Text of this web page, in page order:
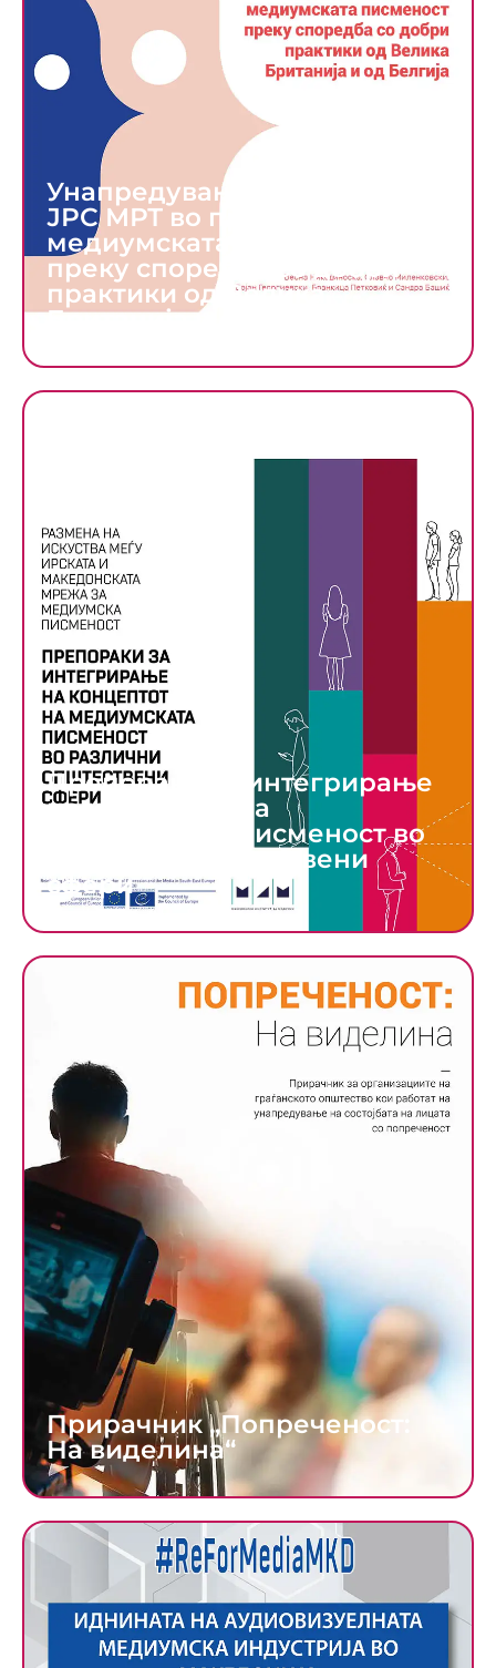
Унапредување на улогата на
ЈРС МРТ во промовирање на
медиумската писменост
преку споредба со добри
практики од Велика
Британија и од Белгија
Препораки за интегрирање
на концептот на
медиумската писменост во
различни општествени
сфери
Прирачник „Попреченост:
На виделина“